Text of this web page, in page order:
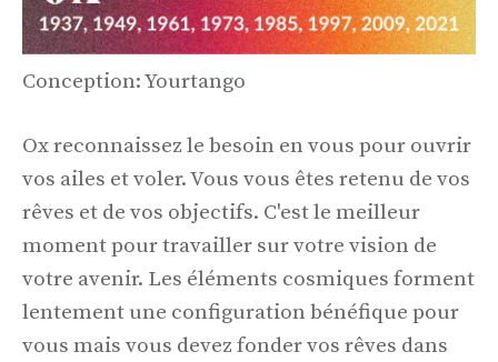
Conception: Yourtango
Ox reconnaissez le besoin en vous pour ouvrir
vos ailes et voler. Vous vous êtes retenu de vos
rêves et de vos objectifs. C'est le meilleur
moment pour travailler sur votre vision de
votre avenir. Les éléments cosmiques forment
lentement une configuration bénéfique pour
vous mais vous devez fonder vos rêves dans